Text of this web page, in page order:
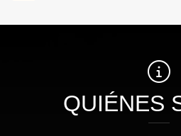
QUIÉNES